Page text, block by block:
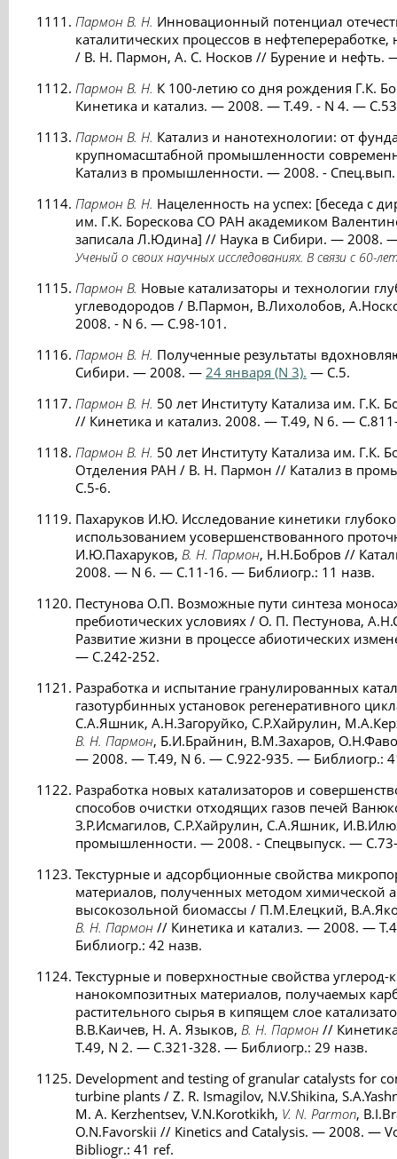
Пармон В. Н. Инновационный потенциал
каталитических процессов в
/ В. Н. Пармон, А. С. Носков // Бурение и нефть.
Пармон В. Н. К 100-летию со дня рождения Г.К.
Кинетика и катализ. — 2008. — Т.49. - N 4. —
Пармон В. Н. Катализ и нанотехнологии: от
крупномасштабной промышленности
Катализ в промышленности. — 2008. -
Пармон В. Н. Нацеленность на успех: [беседа с
им. Г.К. Борескова СО РАН академиком
записала Л.Юдина] // Наука в Сибири. — 2008.
Ученый о своих научных исследованиях. В связи с 60-
Пармон В. Новые катализаторы и технологии
углеводородов / В.Пармон, В.Лихолобов,
2008. - N 6. — С.98-101.
Пармон В. Н. Полученные результаты
Сибири. — 2008. — 24 января (N 3). — C.5.
Пармон В. Н. 50 лет Институту Катализа им. Г.К.
// Кинетика и катализ. 2008. — Т.49, N 6. —
Пармон В. Н. 50 лет Институту Катализа им. Г.К.
Отделения РАН / В. Н. Пармон // Катализ в
С.5-6.
Пахаруков И.Ю. Исследование кинетики
использованием усовершенствованного
И.Ю.Пахаруков, В. Н. Пармон, Н.Н.Бобров //
2008. — N 6. — С.11-16. — Библиогр.: 11 назв.
Пестунова О.П. Возможные пути синтеза
пребиотических условиях / О. П. Пестунова,
Развитие жизни в процессе абиотических
— С.242-252.
Разработка и испытание гранулированных
газотурбинных установок регенеративного
С.А.Яшник, А.Н.Загоруйко, С.Р.Хайрулин,
В. Н. Пармон, Б.И.Брайнин, В.М.Захаров,
— 2008. — Т.49, N 6. — С.922-935. — Библиогр.:
Разработка новых катализаторов и
способов очистки отходящих газов печей
З.Р.Исмагилов, С.Р.Хайрулин, С.А.Яшник,
промышленности. — 2008. - Спецвыпуск. —
Текстурные и адсорбционные свойства
материалов, полученных методом химической
высокозольной биомассы / П.М.Елецкий,
В. Н. Пармон // Кинетика и катализ. — 2008. —
Библиогр.: 42 назв.
Текстурные и поверхностные свойства
нанокомпозитных материалов, получаемых
растительного сырья в кипящем слое
В.В.Каичев, Н. А. Языков, В. Н. Пармон //
Т.49, N 2. — С.321-328. — Библиогр.: 29 назв.
Development and testing of granular catalysts for
turbine plants / Z. R. Ismagilov, N.V.Shikina,
M. A. Kerzhentsev, V.N.Korotkikh, V. N. Parmon,
O.N.Favorskii // Kinetics and Catalysis. — 2008. —
Bibliogr.: 41 ref.